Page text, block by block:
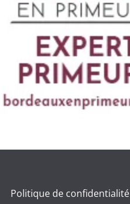
Politique de confidentialité